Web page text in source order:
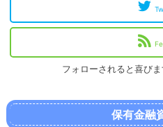
フォローされると喜び
保有金融